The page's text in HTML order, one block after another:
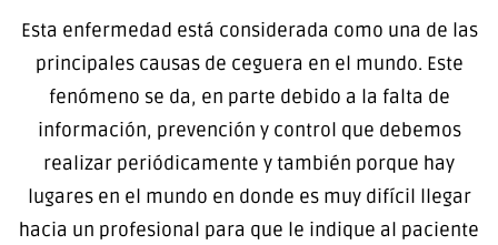
Esta enfermedad está considerada como una de las
principales causas de ceguera en el mundo. Este
fenómeno se da, en parte debido a la falta de
información, prevención y control que debemos
realizar periódicamente y también porque hay
lugares en el mundo en donde es muy difícil llegar
hacia un profesional para que le indique al paciente